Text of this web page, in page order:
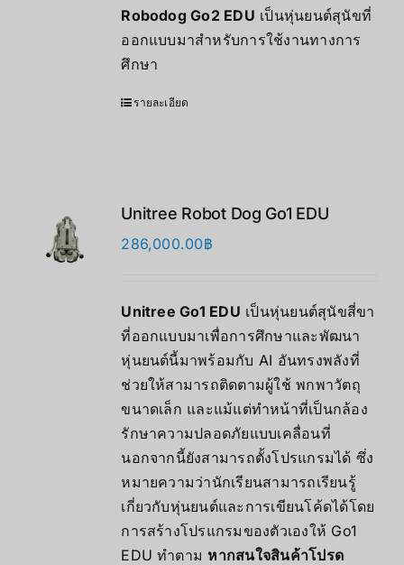
Robodog Go2 EDU เป็นหุ่นยนต์สุนัขที่
ออกแบบมาสำหรับการใช้งานทางการ
ศึกษา
รายละเอียด
Unitree Robot Dog Go1 EDU
286,000.00฿
Unitree Go1 EDU เป็นหุ่นยนต์สุนัขสี่ขา
ที่ออกแบบมาเพื่อการศึกษาและพัฒนา
หุ่นยนต์นี้มาพร้อมกับ AI อันทรงพลังที่
ช่วยให้สามารถติดตามผู้ใช้ พกพาวัตถุ
ขนาดเล็ก และแม้แต่ทำหน้าที่เป็นกล้อง
รักษาความปลอดภัยแบบเคลื่อนที่
นอกจากนี้ยังสามารถตั้งโปรแกรมได้ ซึ่ง
หมายความว่านักเรียนสามารถเรียนรู้
เกี่ยวกับหุ่นยนต์และการเขียนโค้ดได้โดย
การสร้างโปรแกรมของตัวเองให้ Go1
EDU ทำตาม หากสนใจสินค้าโปรด